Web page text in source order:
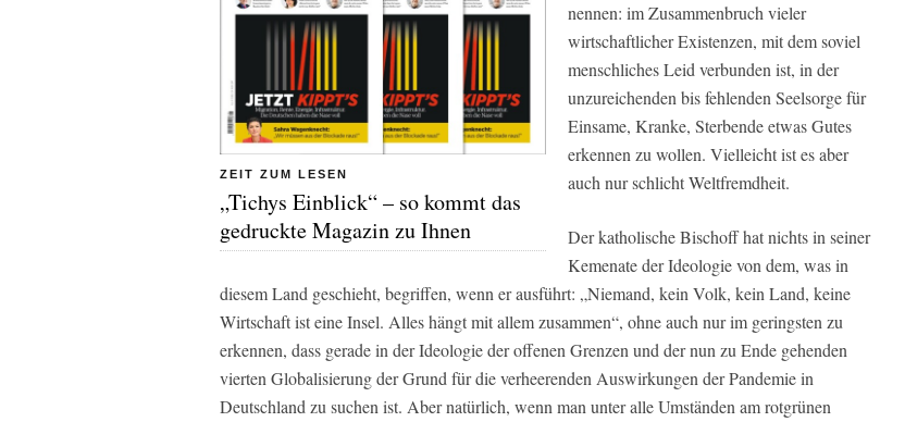
ZEIT ZUM LESEN
„Tichys Einblick“ – so kommt das
gedruckte Magazin zu Ihnen
nennen: im Zusammenbruch vieler
wirtschaftlicher Existenzen, mit dem soviel
menschliches Leid verbunden ist, in der
unzureichenden bis fehlenden Seelsorge für
Einsame, Kranke, Sterbende etwas Gutes
erkennen zu wollen. Vielleicht ist es aber
auch nur schlicht Weltfremdheit.
Der katholische Bischoff hat nichts in seiner
Kemenate der Ideologie von dem, was in
diesem Land geschieht, begriffen, wenn er ausführt: „Niemand, kein Volk, kein Land, keine
Wirtschaft ist eine Insel. Alles hängt mit allem zusammen“, ohne auch nur im geringsten zu
erkennen, dass gerade in der Ideologie der offenen Grenzen und der nun zu Ende gehenden
vierten Globalisierung der Grund für die verheerenden Auswirkungen der Pandemie in
Deutschland zu suchen ist. Aber natürlich, wenn man unter alle Umständen am rotgrünen